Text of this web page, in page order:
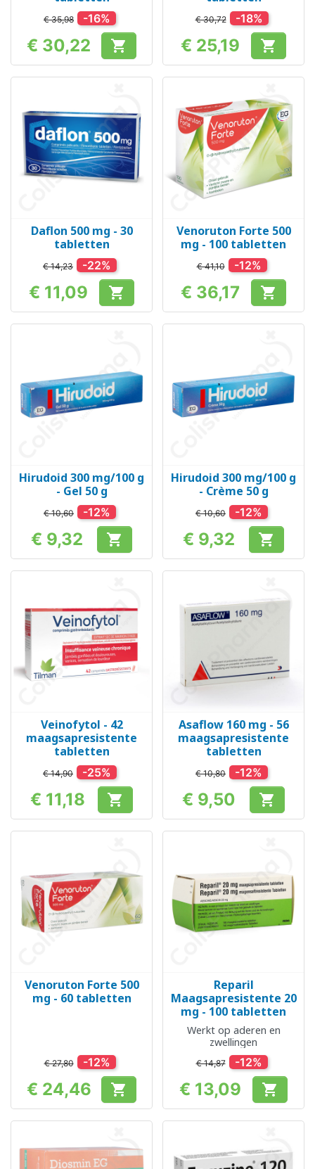
€ 35,98 -16%
Prijs
€ 30,22 
€ 30,72 -18%
Prijs
€ 25,19 
Daflon 500 mg - 30
tabletten
€ 14,23 -22%
Prijs
€ 11,09 
Venoruton Forte 500
mg - 100 tabletten
€ 41,10 -12%
Prijs
€ 36,17 
Hirudoid 300 mg/100 g
- Gel 50 g
€ 10,60 -12%
Prijs
€ 9,32 
Hirudoid 300 mg/100 g
- Crème 50 g
€ 10,60 -12%
Prijs
€ 9,32 
Veinofytol - 42
maagsapresistente
tabletten
€ 14,90 -25%
Prijs
€ 11,18 
Asaflow 160 mg - 56
maagsapresistente
tabletten
€ 10,80 -12%
Prijs
€ 9,50 
Venoruton Forte 500
mg - 60 tabletten
€ 27,80 -12%
Prijs
€ 24,46 
Reparil
Maagsapresistente 20
mg - 100 tabletten
Werkt op aderen en
zwellingen
€ 14,87 -12%
Prijs
€ 13,09 